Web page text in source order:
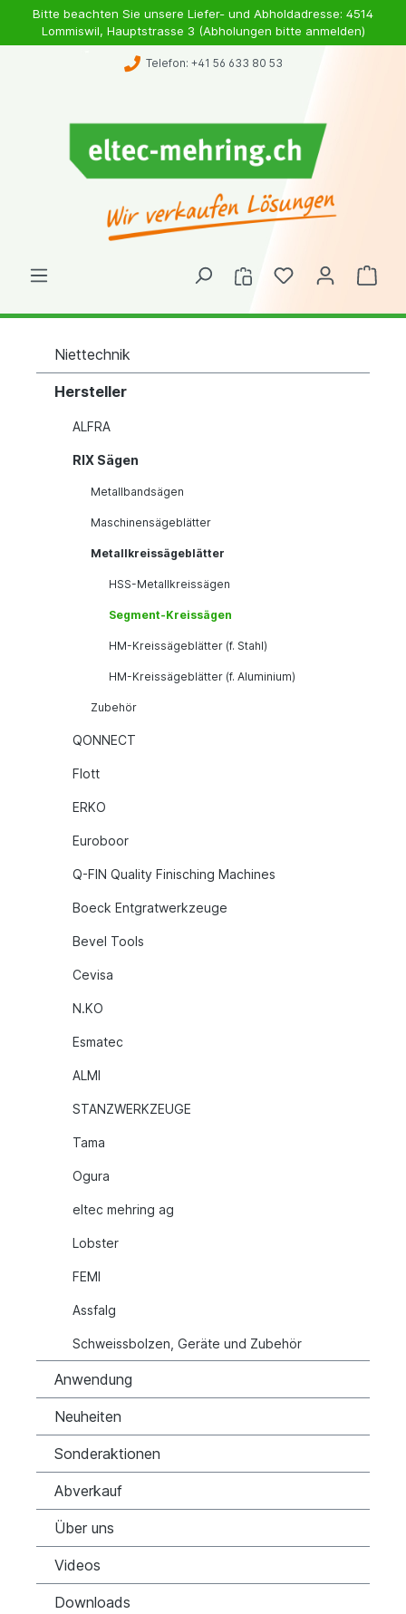
Bitte beachten Sie unsere Liefer- und Abholdadresse: 4514
Lommiswil, Hauptstrasse 3 (Abholungen bitte anmelden)
Telefon: +41 56 633 80 53
Niettechnik
Hersteller
ALFRA
RIX Sägen
Metallbandsägen
Maschinensägeblätter
Metallkreissägeblätter
HSS-Metallkreissägen
Segment-Kreissägen
HM-Kreissägeblätter (f. Stahl)
HM-Kreissägeblätter (f. Aluminium)
Zubehör
QONNECT
Flott
ERKO
Euroboor
Q-FIN Quality Finisching Machines
Boeck Entgratwerkzeuge
Bevel Tools
Cevisa
N.KO
Esmatec
ALMI
STANZWERKZEUGE
Tama
Ogura
eltec mehring ag
Lobster
FEMI
Assfalg
Schweissbolzen, Geräte und Zubehör
Anwendung
Neuheiten
Sonderaktionen
Abverkauf
Über uns
Videos
Downloads